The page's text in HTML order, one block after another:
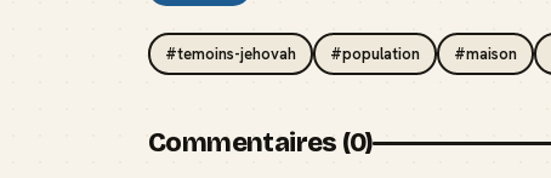
#temoins-jehovah #population #maison
Commentaires (0)